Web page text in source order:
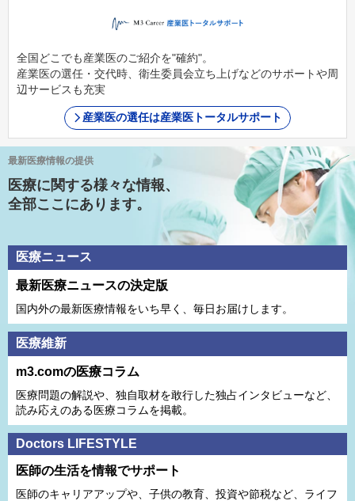
全国どこでも産業医のご紹介を"確約"。
産業医の選任・交代時、衛生委員会立ち上げなどのサポートや周
辺サービスも充実
産業医の選任は産業医トータルサポート
最新医療情報の提供
医療に関する様々な情報、
全部ここにあります。
医療ニュース
最新医療ニュースの決定版
国内外の最新医療情報をいち早く、毎日お届けします。
医療維新
m3.comの医療コラム
医療問題の解説や、独⾃取材を敢⾏した独占インタビューなど、
読み応えのある医療コラムを掲載。
Doctors LIFESTYLE
医師の生活を情報でサポート
医師のキャリアアップや、子供の教育、投資や節税など、ライフ